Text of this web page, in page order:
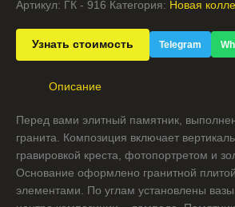
Артикул: ГК - 916 Категория: Новая
Узнать стоимость Telegram
Описание
Перед вами элитный памятник,
гранита. Композиция включает
гравировкой креста, фотопортретом и
Основание оформлено гранитной
элементами. По углам установлены